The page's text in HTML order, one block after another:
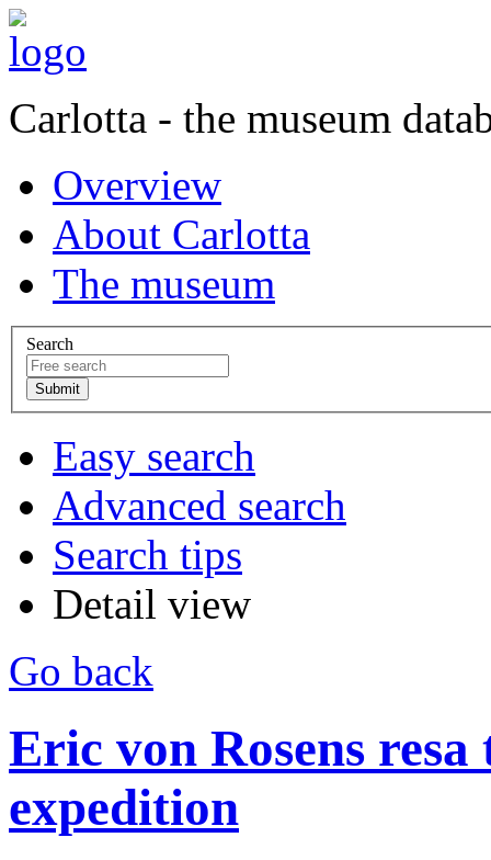
Carlotta - the museum
Overview
About Carlotta
The museum
Search
Easy search
Advanced search
Search tips
Detail view
Go back
Eric von Rosens
expedition